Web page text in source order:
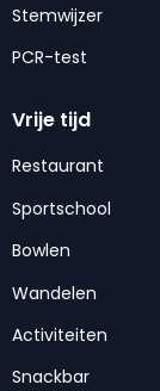
Stemwijzer
PCR-test
Vrije tijd
Restaurant
Sportschool
Bowlen
Wandelen
Activiteiten
Snackbar